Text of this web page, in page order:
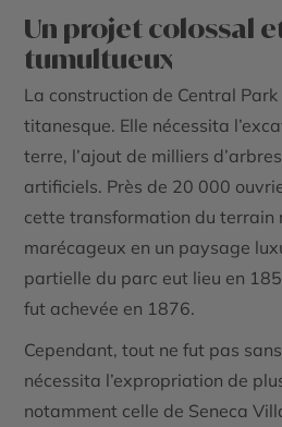
Un projet colossal
tumultueux
La construction de Central
titanesque. Elle nécessita
terre, l’ajout de milliers
artificiels. Près de 20 000
cette transformation du terrain
marécageux en un paysage
partielle du parc eut lieu en
fut achevée en 1876.
Cependant, tout ne fut pas
nécessita l’expropriation de
notamment celle de Seneca